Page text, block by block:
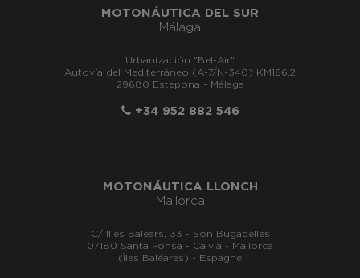
MOTONÁUTICA DEL SUR
Málaga
Urbanización "Bel-Air"
Autovía del Mediterráneo (A-7/N-340) KM166,2
29680 Estepona - Málaga
+34 952 882 546
MOTONÁUTICA LLONCH
Mallorca
C/ Illes Balears, 33 - Son Bugadelles
07180 Santa Ponsa - Calvià - Mallorca
(Îles Baléares) - Espagne